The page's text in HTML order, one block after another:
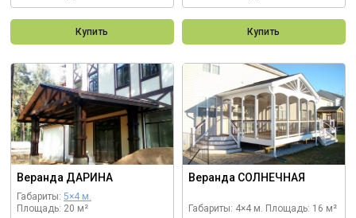
Купить Купить
Веранда ДАРИНА
Габариты: 5×4 м.
Площадь: 20 м²
Веранда СОЛНЕЧНАЯ
Габариты: 4×4 м. Площадь: 16 м²